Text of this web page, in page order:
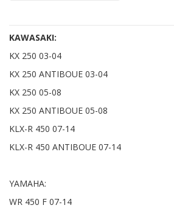
KAWASAKI:
KX 250 03-04
KX 250 ANTIBOUE 03-04
KX 250 05-08
KX 250 ANTIBOUE 05-08
KLX-R 450 07-14
KLX-R 450 ANTIBOUE 07-14
YAMAHA:
WR 450 F 07-14